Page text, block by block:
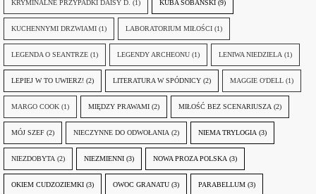
KRYMINALNE PRZYPADKI DAISY D. (1) KUBA SOBAŃSKI (9)
KUCHENNYMI DRZWIAMI (1) LABORATORIUM MIŁOŚCI (1)
LEGENDA O SEANTRZE (1) LEGENDY ARCHEONU (1) LENIWA NIEDZIELA (1)
LEPIEJ W TO UWIERZ! (2) LITERATURA W SPÓDNICY (2) MAGGIE O'DELL (1)
MARGO COOK (1) MIĘDZY PRAWAMI (2) MIŁOŚĆ BEZ SCENARIUSZA (2)
MÓJ SZEF (2) NIECZYNNE DO ODWOŁANIA (2) NIEMA TRYLOGIA (3)
NIEZDOBYTA (2) NIEZMIENNI (3) NOWA PROZA POLSKA (3)
OKIEM CUDZOZIEMKI (3) OWOC GRANATU (3) PARABELLUM (3)